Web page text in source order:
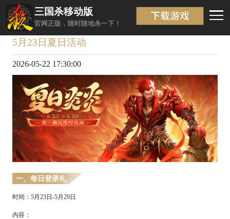
三国杀移动版
官网正版，随时随地杀一下！
返回
5月23日夏日活动
2026-05-22 17:30:00
一、每日登录礼
时间： 5月23日-5月29日
内容：